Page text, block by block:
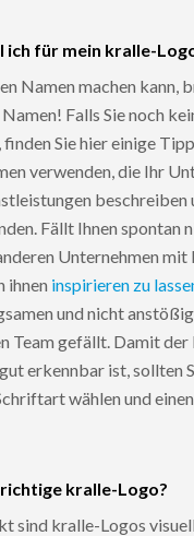
ich für mein kralle-
Namen machen kann,
Falls Sie noch
Sie hier einige
verwenden, die Ihr
beschreiben
Fällt Ihnen spontan
Unternehmen
ihnen inspirieren zu
und nicht
Team gefällt. Damit
erkennbar ist, sollten
wählen und
kralle-Logo?
sind kralle-Logos